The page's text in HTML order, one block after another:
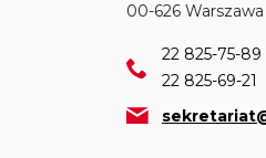
00-626 Warszawa
22 825-75-89
22 825-69-21